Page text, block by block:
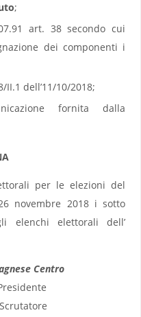
;
art. 38 secondo cui
dei componenti i
dell’11/10/2018;
fornita dalla
per le elezioni del
novembre 2018 i sotto
elenchi elettorali dell’
Centro